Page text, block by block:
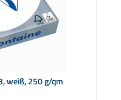
weiß, 250 g/qm